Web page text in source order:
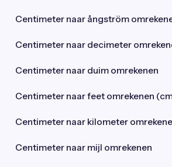
Centimeter naar ångström
Centimeter naar decimeter
Centimeter naar duim omrekenen
Centimeter naar feet omrekenen
Centimeter naar kilometer
Centimeter naar mijl omrekenen